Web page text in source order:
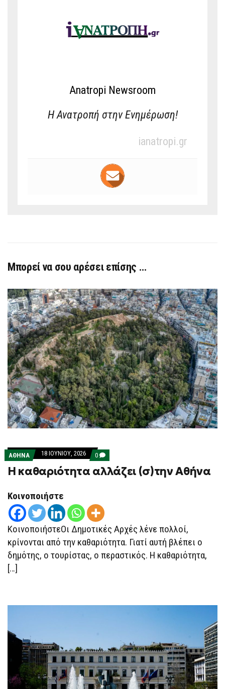
Anatropi Newsroom
Η Ανατροπή στην Ενημέρωση!
ianatropi.gr
Μπορεί να σου αρέσει επίσης …
ΑΘΗΝΑ 18 ΙΟΥΝΊΟΥ, 2026 0 COMMENTS
ON
H
ΚΑΘΑΡΙΌΤΗΤΑ
H καθαριότητα αλλάζει (σ)την Αθήνα
Κοινοποιήστε
ΚοινοποιήστεΟι Δημοτικές Αρχές λένε πολλοί,
κρίνονται από την καθαριότητα. Γιατί αυτή βλέπει ο
δημότης, ο τουρίστας, ο περαστικός. Η καθαριότητα,
[…]